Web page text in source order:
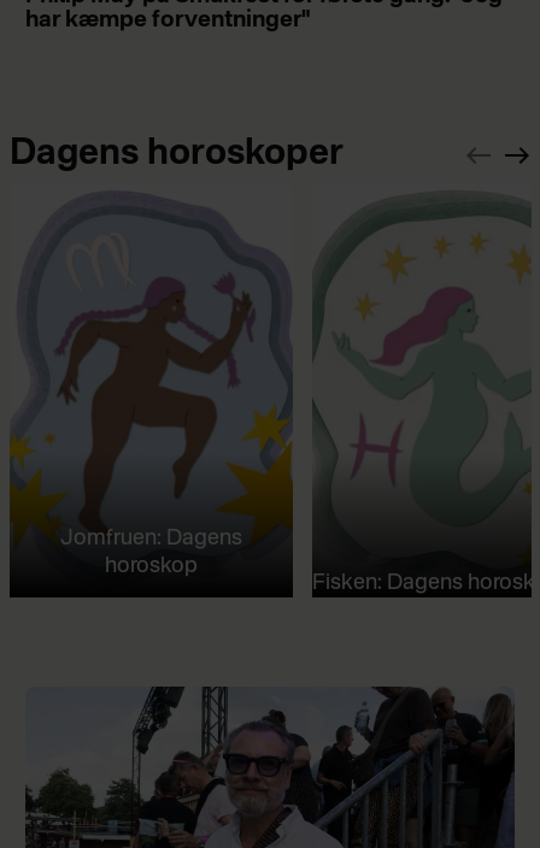
har kæmpe forventninger"
Dagens horoskoper
Jomfruen: Dagens
horoskop
Fisken: Dagens